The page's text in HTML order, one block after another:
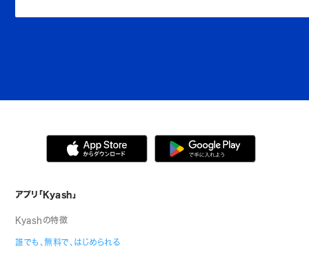
アプリ「Kyash」
Kyashの特徴
誰でも、無料で、はじめられる